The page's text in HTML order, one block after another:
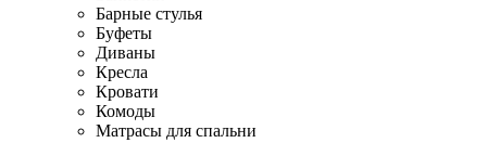
Барные стулья
Буфеты
Диваны
Кресла
Кровати
Комоды
Матрасы для спальни